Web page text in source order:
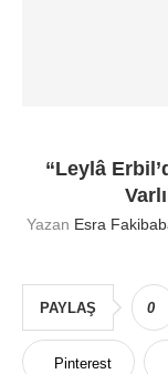
“Leylâ
Yazan Esra
PAYLAŞ 0
Pinterest